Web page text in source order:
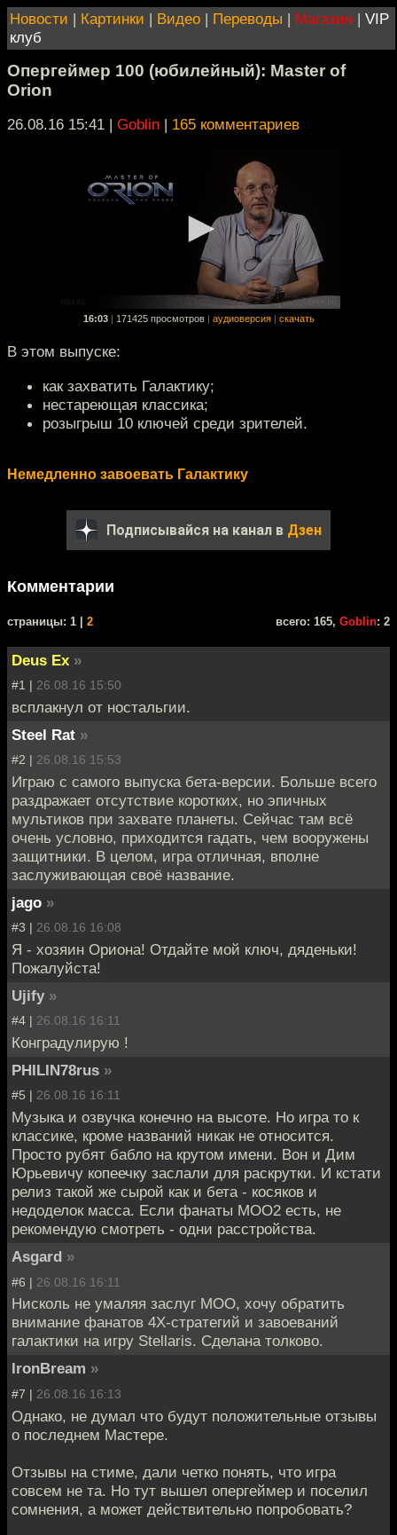
Новости | Картинки | Видео | Переводы | Магазин | VIP
клуб
Опергеймер 100 (юбилейный): Master of
Orion
26.08.16 15:41 | Goblin | 165 комментариев
16:03 171425 просмотров аудиоверсия скачать
В этом выпуске:
как захватить Галактику;
нестареющая классика;
розыгрыш 10 ключей среди зрителей.
Немедленно завоевать Галактику
Подписывайся на канал в Дзен
Комментарии
cтраницы: 1 | 2 всего: 165, Goblin: 2
Deus Ex »
#1 | 26.08.16 15:50
всплакнул от ностальгии.
Steel Rat »
#2 | 26.08.16 15:53
Играю с самого выпуска бета-версии. Больше всего
раздражает отсутствие коротких, но эпичных
мультиков при захвате планеты. Сейчас там всё
очень условно, приходится гадать, чем вооружены
защитники. В целом, игра отличная, вполне
заслуживающая своё название.
jago »
#3 | 26.08.16 16:08
Я - хозяин Ориона! Отдайте мой ключ, дяденьки!
Пожалуйста!
Ujify »
#4 | 26.08.16 16:11
Конградулирую !
PHILIN78rus »
#5 | 26.08.16 16:11
Музыка и озвучка конечно на высоте. Но игра то к
классике, кроме названий никак не относится.
Просто рубят бабло на крутом имени. Вон и Дим
Юрьевичу копеечку заслали для раскрутки. И кстати
релиз такой же сырой как и бета - косяков и
недоделок масса. Если фанаты МОО2 есть, не
рекомендую смотреть - одни расстройства.
Asgard »
#6 | 26.08.16 16:11
Нисколь не умаляя заслуг МОО, хочу обратить
внимание фанатов 4X-стратегий и завоеваний
галактики на игру Stellaris. Сделана толково.
IronBream »
#7 | 26.08.16 16:13
Однако, не думал что будут положительные отзывы
о последнем Мастере.
Отзывы на стиме, дали четко понять, что игра
совсем не та. Но тут вышел опергеймер и поселил
сомнения, а может действительно попробовать?